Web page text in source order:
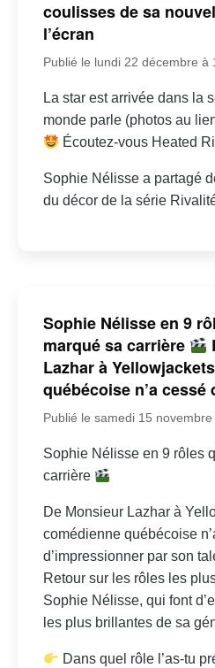
coulisses de sa
l’écran
Publié le lundi 22 décembre à
La star est arrivée dans la
monde parle (photos au
Écoutez-vous Heated
Sophie Nélisse a partagé
du décor de la série
Sophie Nélisse en 9
marqué sa carrière
Lazhar à
québécoise n’a cessé
Publié le samedi 15
Sophie Nélisse en 9 rôles
carrière
De Monsieur Lazhar à
comédienne québécoise
d’impressionner par son
Retour sur les rôles les
Sophie Nélisse, qui font
les plus brillantes de sa
Dans quel rôle l’as-tu